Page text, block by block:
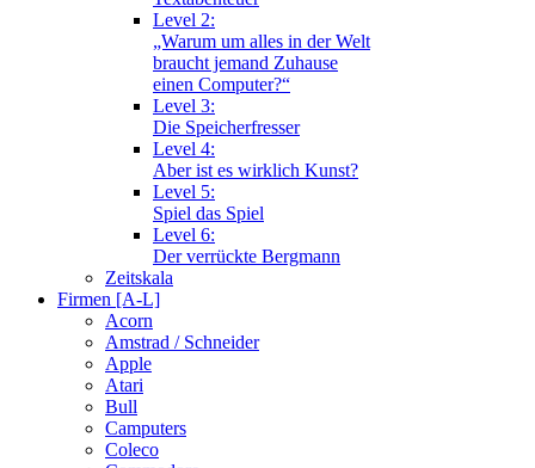
Level 2:
„Warum um alles in der Welt
braucht jemand Zuhause
einen Computer?“
Level 3:
Die Speicherfresser
Level 4:
Aber ist es wirklich Kunst?
Level 5:
Spiel das Spiel
Level 6:
Der verrückte Bergmann
Zeitskala
Firmen [A-L]
Acorn
Amstrad / Schneider
Apple
Atari
Bull
Camputers
Coleco